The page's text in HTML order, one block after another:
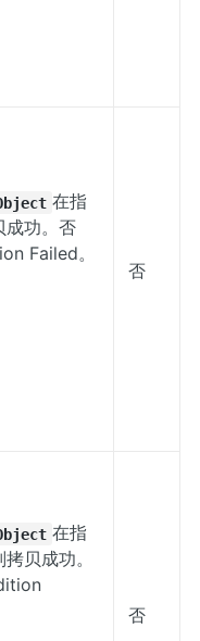
在指
成功。否
Failed。
否
在指
贝成功。
否